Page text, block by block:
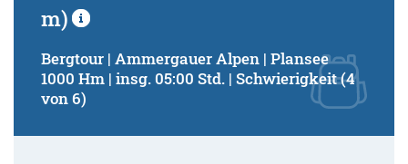
m)
Bergtour | Ammergauer Alpen | Plansee
1000 Hm | insg. 05:00 Std. | Schwierigkeit (4
von 6)